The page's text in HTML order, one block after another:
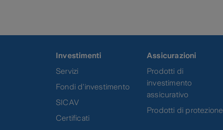
Investimenti
Servizi
Fondi d'investimento
SICAV
Certificati
Assicurazioni
Prodotti di
investimento
assicurativo
Prodotti di protezione